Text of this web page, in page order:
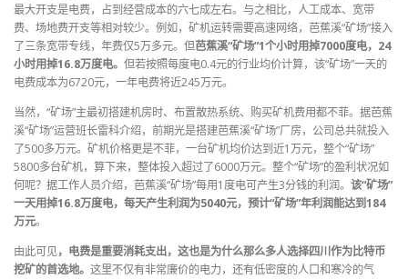
最大开支是电费，占到经营成本的六七成左右。与之相比，人工成本、宽带
费、场地费开支等相对较少。例如，矿机运转需要高速网络，芭蕉溪“矿场”接入
了三条宽带专线，年费仅5万多元。但芭蕉溪“矿场”1个小时用掉7000度电，24
小时用掉16.8万度电。 但若按照每度电0.4元的行业均价计算，该“矿场”一天的
电费成本为6720元，一年电费将近245万元。
当然，“矿场”主最初搭建机房时、布置散热系统、购买矿机费用都不菲。据芭蕉
溪“矿场”运营班长雷科介绍，前期光是搭建芭蕉溪“矿场”厂房，公司总共就投入
了500多万元。矿机价格更是不菲，一台矿机均价达到近1万元，整个“矿场”
5800多台矿机，算下来，整体投入超过了6000万元。整个“矿场”的盈利状况如
何呢？据工作人员介绍，芭蕉溪“矿场”每用1度电可产生3分钱的利润。 该“矿场”
一天用掉16.8万度电，每天产生利润为5040元，预计“矿场”年利润能达到184
万元。
由此可见，电费是重要消耗支出，这也是为什么那么多人选择四川作为比特币
挖矿的首选地。 这里不仅有非常廉价的电力，还有低密度的人口和寒冷的气